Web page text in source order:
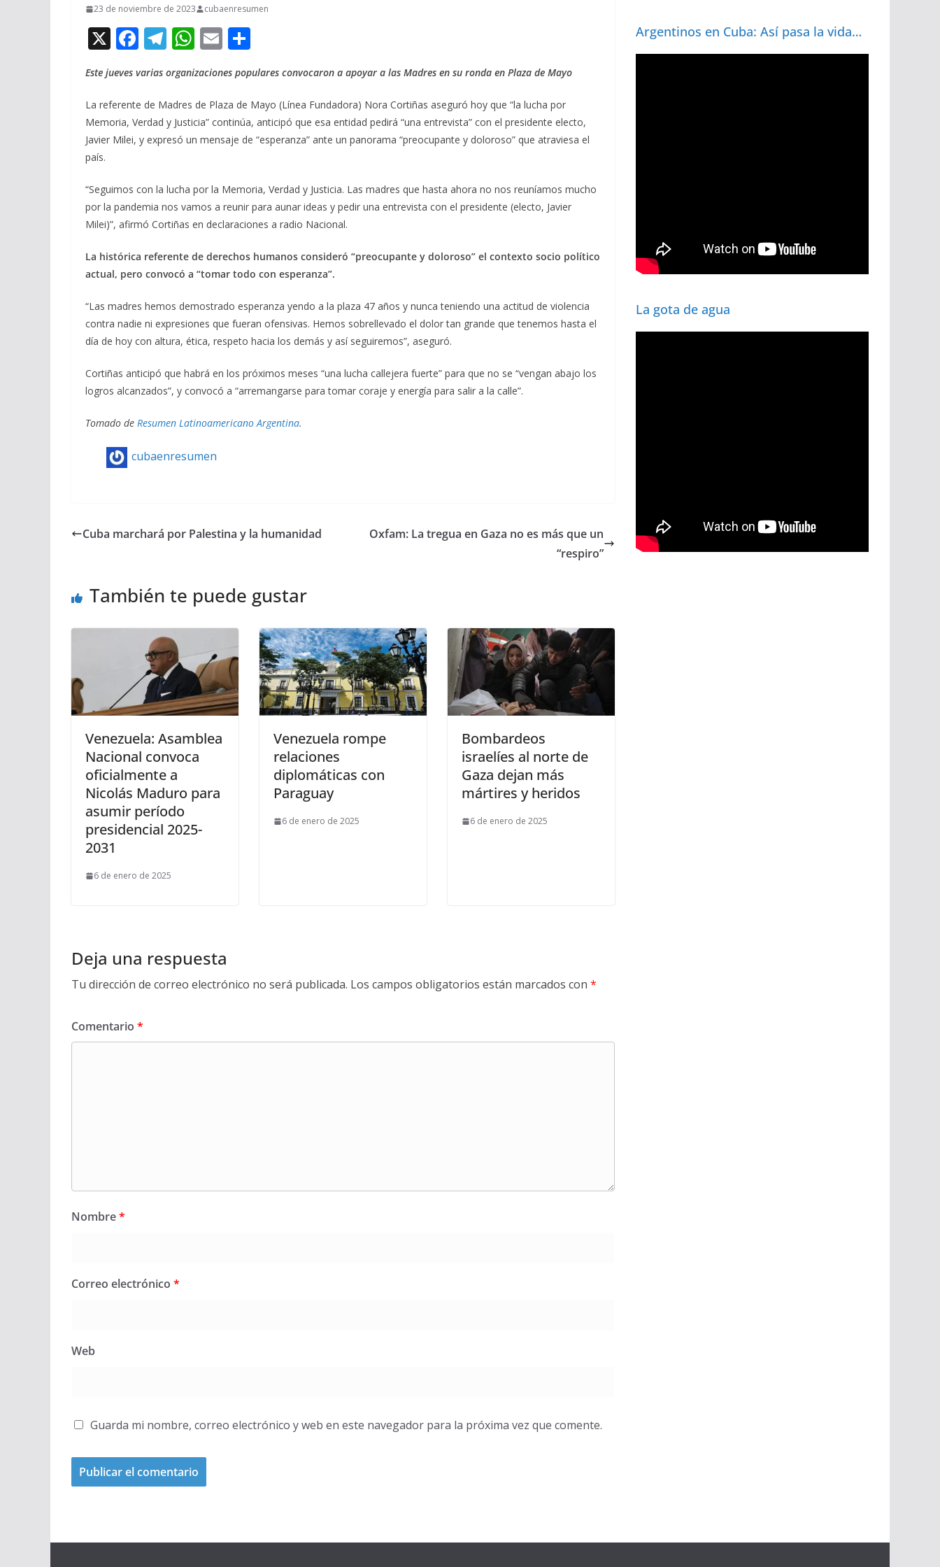
23 de noviembre de 2023 cubaenresumen
X F
ac
e
b
o
o
T
e
gr
a
m
W
at
s
A
p
E
ai
l
o
m
p
ar
ti
Este jueves varias organizaciones populares convocaron a apoyar a las Madres en su ronda en Plaza de Mayo
La referente de Madres de Plaza de Mayo (Línea Fundadora) Nora Cortiñas aseguró hoy que “la lucha por
Memoria, Verdad y Justicia” continúa, anticipó que esa entidad pedirá “una entrevista” con el presidente electo,
Javier Milei, y expresó un mensaje de “esperanza” ante un panorama “preocupante y doloroso” que atraviesa el
país.
“Seguimos con la lucha por la Memoria, Verdad y Justicia. Las madres que hasta ahora no nos reuníamos mucho
por la pandemia nos vamos a reunir para aunar ideas y pedir una entrevista con el presidente (electo, Javier
Milei)”, afirmó Cortiñas en declaraciones a radio Nacional.
La histórica referente de derechos humanos consideró “preocupante y doloroso” el contexto socio político
actual, pero convocó a “tomar todo con esperanza”.
“Las madres hemos demostrado esperanza yendo a la plaza 47 años y nunca teniendo una actitud de violencia
contra nadie ni expresiones que fueran ofensivas. Hemos sobrellevado el dolor tan grande que tenemos hasta el
día de hoy con altura, ética, respeto hacia los demás y así seguiremos”, aseguró.
Cortiñas anticipó que habrá en los próximos meses “una lucha callejera fuerte” para que no se “vengan abajo los
logros alcanzados”, y convocó a “arremangarse para tomar coraje y energía para salir a la calle”.
Tomado de Resumen Latinoamericano Argentina.
cubaenresumen
Cuba marchará por Palestina y la humanidad
Oxfam: La tregua en Gaza no es más que un
“respiro”
También te puede gustar
Venezuela: Asamblea
Nacional convoca
oficialmente a
Nicolás Maduro para
asumir período
presidencial 2025-
2031
6 de enero de 2025
Venezuela rompe
relaciones
diplomáticas con
Paraguay
6 de enero de 2025
Bombardeos
israelíes al norte de
Gaza dejan más
mártires y heridos
6 de enero de 2025
Deja una respuesta
Tu dirección de correo electrónico no será publicada. Los campos obligatorios están marcados con *
Comentario *
Nombre*
Correo electrónico *
Web
Guarda mi nombre, correo electrónico y web en este navegador para la próxima vez que comente.
Argentinos en Cuba: Así pasa la vida…
La gota de agua